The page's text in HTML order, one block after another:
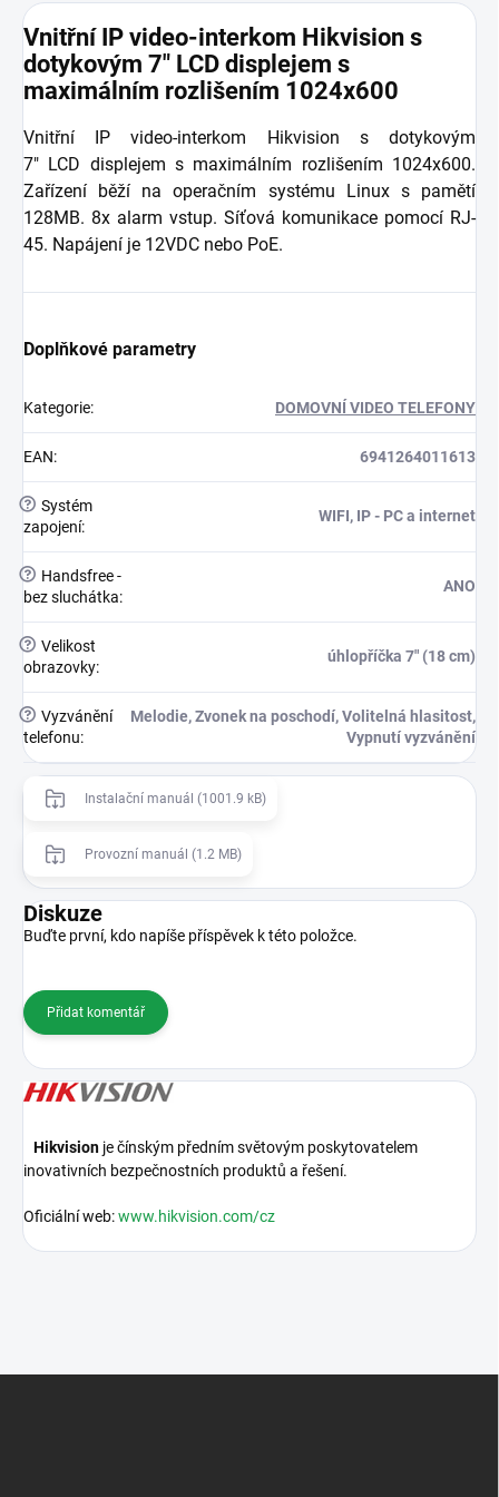
Vnitřní IP video-interkom Hikvision s
dotykovým 7" LCD displejem s
maximálním rozlišením 1024x600
Vnitřní IP video-interkom Hikvision s dotykovým
7" LCD displejem s maximálním rozlišením 1024x600.
Zařízení běží na operačním systému Linux s pamětí
128MB. 8x alarm vstup. Síťová komunikace pomocí RJ-
45. Napájení je 12VDC nebo PoE.
Doplňkové parametry
Kategorie: DOMOVNÍ VIDEO TELEFONY
EAN: 6941264011613
? Systém
zapojení:
WIFI, IP - PC a internet
?
Handsfree -
bez sluchátka:
ANO
? Velikost
obrazovky:
úhlopříčka 7" (18 cm)
? Vyzvánění
telefonu:
Melodie, Zvonek na poschodí, Volitelná hlasitost,
Vypnutí vyzvánění
Instalační manuál (1001.9 kB)
Provozní manuál (1.2 MB)
Diskuze
Buďte první, kdo napíše příspěvek k této položce.
Přidat komentář
Hikvision je čínským předním světovým poskytovatelem
inovativních bezpečnostních produktů a řešení.
Oficiální web:www.hikvision.com/cz